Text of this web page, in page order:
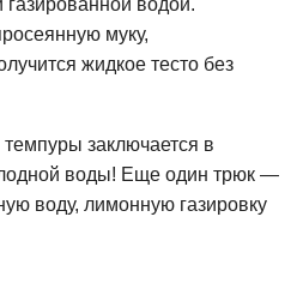
водой.
муку,
жидкое тесто без
заключается в
воды! Еще один трюк —
воду, лимонную газировку